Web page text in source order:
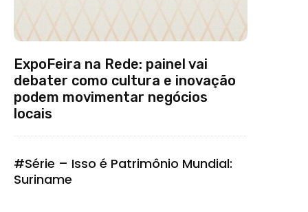
ExpoFeira na Rede: painel vai
debater como cultura e inovação
podem movimentar negócios
locais
#Série – Isso é Patrimônio Mundial:
Suriname